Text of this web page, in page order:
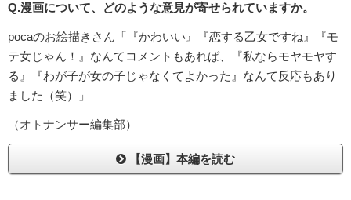
Q.漫画について、どのような意見が寄せられていますか。
pocaのお絵描きさん「『かわいい』『恋する乙女ですね』『モ
テ女じゃん！』なんてコメントもあれば、『私ならモヤモヤす
る』『わが子が女の子じゃなくてよかった』なんて反応もあり
ました（笑）」
（オトナンサー編集部）
【漫画】本編を読む